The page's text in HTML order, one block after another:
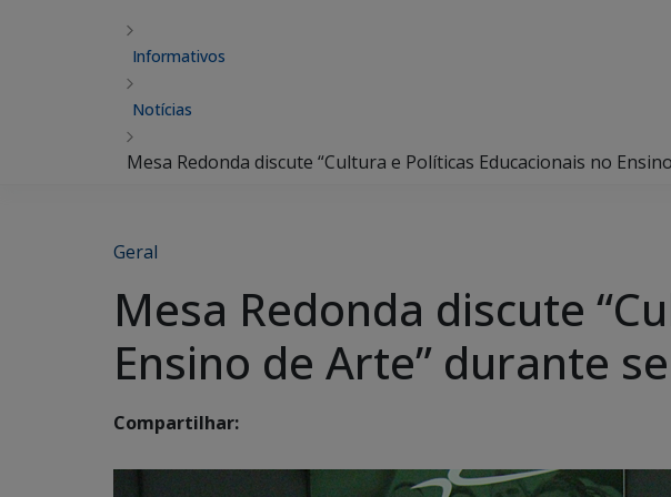
Informativos
Notícias
Mesa Redonda discute “Cultura e Políticas Educacionais no
Geral
Mesa Redonda discute
Ensino de Arte” durante
Compartilhar: